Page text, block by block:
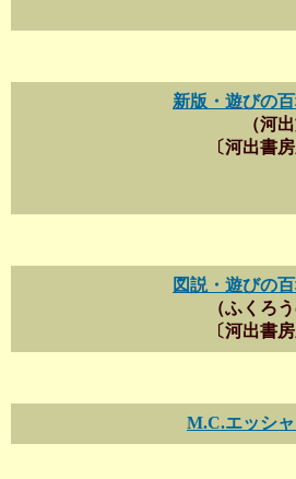
新版・遊びの
（河
〔河出書
図説・遊びの
（ふくろ
〔河出書
M.C.エッシ